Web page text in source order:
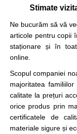
Stimate
Ne bucurăm să vă
articole pentru copii
staționare și în
online.
Scopul companiei
majoritatea
calitate la prețuri
orice produs prin
certificatele de
materiale sigure și